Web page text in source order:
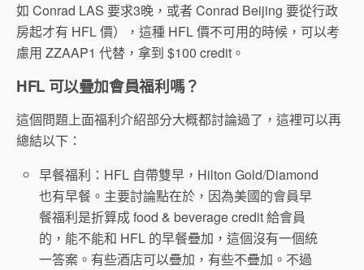
如 Conrad LAS 要求3晚，或者 Conrad Beijing 要從行政
房起才有 HFL 價），這種 HFL 價不可用的時候，可以考
慮用 ZZAAP1 代替，拿到 $100 credit。
HFL 可以疊加會員福利嗎？
這個問題上面福利介紹部分大概都討論過了，這裡可以再
總結以下：
早餐福利：HFL 自帶雙早，Hilton Gold/Diamond
也有早餐。主要討論點在於，因為美國的會員早
餐福利是折算成 food & beverage credit 給會員
的，能不能和 HFL 的早餐疊加，這個沒有一個統
一答案。有些酒店可以疊加，有些不疊加。不過